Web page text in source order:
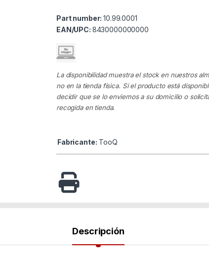
Part number:10.99.0001
EAN/UPC: 8430000000000
La disponibilidad muestra el stock en nuestros
no en la tienda física. Si el producto está
decidir que se lo enviemos a su domicilio o
recogida en tienda.
Fabricante: TooQ
Descripción